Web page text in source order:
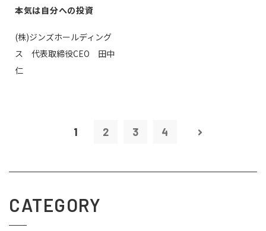
本気は自分への投資
(株)ジンズホールディング
ス 代表取締役CEO 田中
仁
1 2 3 4
CATEGORY